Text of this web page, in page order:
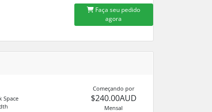
Faça seu pedido
agora
Space
Começando por
$240.00AUD
Mensal